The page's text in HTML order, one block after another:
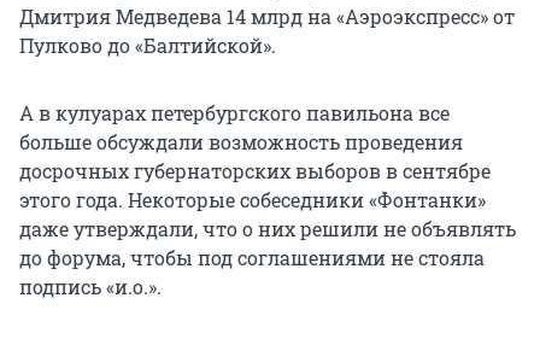
Дмитрия Медведева 14 млрд на «Аэроэкспресс» от
Пулково до «Балтийской».
А в кулуарах петербургского павильона все
больше обсуждали возможность проведения
досрочных губернаторских выборов в сентябре
этого года. Некоторые собеседники «Фонтанки»
даже утверждали, что о них решили не объявлять
до форума, чтобы под соглашениями не стояла
подпись «и.о.».